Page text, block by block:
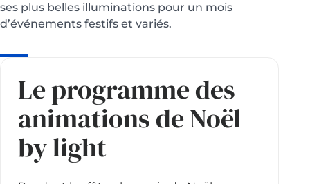
ses plus belles illuminations pour un mois
d’événements festifs et variés.
Le programme des
animations de Noël
by light